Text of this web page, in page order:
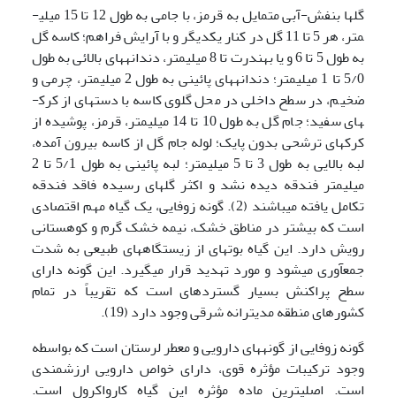
گل­ها بنفش-آبی متمایل به قرمز، با جامی به طول 12 تا 15 میلی­
متر، هر 5 تا 11 گل در کنار یکدیگر و با آرایش فراهم؛ کاسه گل
به طول 5 تا 6 و یا به­ندرت تا 8 میلی­متر، دندانه­های بالائی به طول
5/0 تا 1 میلی­متر؛ دندانه­های پائینی به طول 2 میلی­متر، چرمی و
ضخیم، در سطح داخلی در محل گلوی کاسه با دسته­ای از کرک­
های سفید؛ جام گل به طول 10 تا 14 میلی­متر، قرمز، پوشیده از
کرک­های ترشحی بدون پایک؛ لوله جام گل از کاسه بیرون آمده،
لبه بالایی به طول 3 تا 5 میلی­متر؛ لبه پائینی به طول 5/1 تا 2
میلی­متر فندقه دیده نشد و اکثر گل­های رسیده فاقد فندقه
تکامل یافته می­باشند (2). گونه زوفایی، یک گیاه مهم اقتصادی
است که بیشتر در مناطق خشک، نیمه خشک گرم و کوهستانی
رویش دارد. این گیاه بوته­ای از زیستگاه­های طبیعی به شدت
جمع­آوری می­شود و مورد تهدید قرار می­گیرد. این گونه دارای
سطح پراکنش بسیار گسترده­ای است که تقریباً در تمام
کشورهای منطقه مدیترانه شرقی وجود دارد (19).
گونه زوفایی از گونه­های دارویی و معطر لرستان است که بواسطه
وجود ترکیبات مؤثره قوی، دارای خواص دارویی ارزشمندی
است. اصلی­ترین ماده مؤثره این گیاه کارواکرول است.